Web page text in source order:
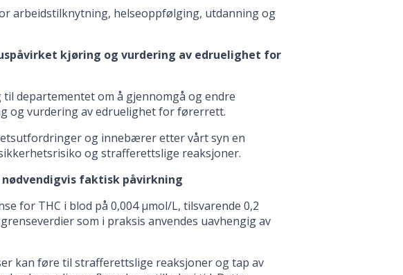
arbeidstilknytning, helseoppfølging, utdanning og
kjøring og vurdering av edruelighet for
departementet om å gjennomgå og endre
og vurdering av edruelighet for førerrett.
og innebærer etter vårt syn en
og strafferettslige reaksjoner.
faktisk påvirkning
for THC i blod på 0,004 µmol/L, tilsvarende 0,2
som i praksis anvendes uavhengig av
kan føre til strafferettslige reaksjoner og tap av